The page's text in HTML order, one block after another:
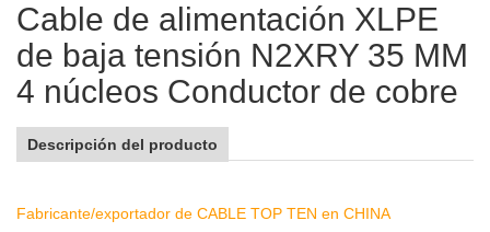
Cable de alimentación XLPE
de baja tensión N2XRY 35 MM
4 núcleos Conductor de cobre
Descripción del producto
Fabricante/exportador de CABLE TOP TEN en CHINA